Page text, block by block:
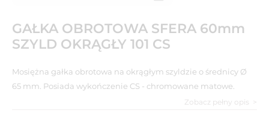
GAŁKA OBROTOWA SFERA 60mm
SZYLD OKRĄGŁY 101 CS
Mosiężna gałka obrotowa na okrągłym szyldzie o średnicy Ø
65 mm. Posiada wykończenie CS - chromowane matowe.
Zobacz pełny opis